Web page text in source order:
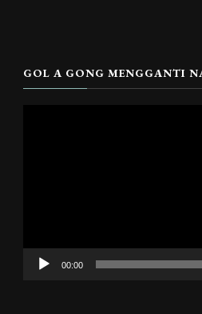
GOL A GONG MENGGANTI
00:00